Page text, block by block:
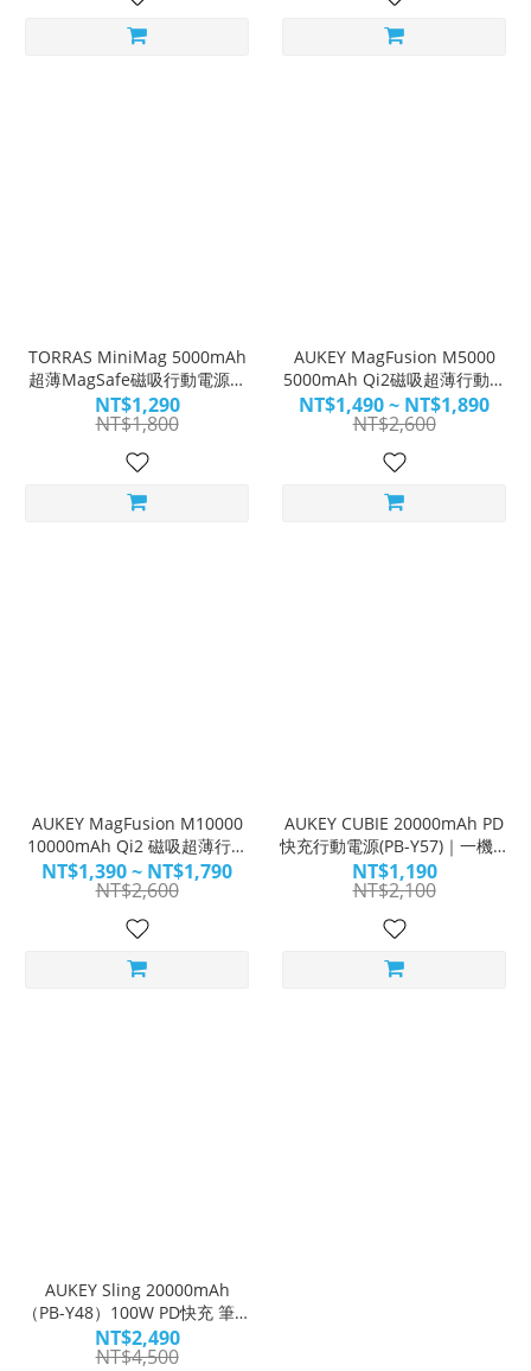
TORRAS MiniMag 5000mAh
超薄MagSafe磁吸行動電源｜
輕薄疾快・超極吸
NT$1,290
NT$1,800
AUKEY MagFusion M5000
5000mAh Qi2磁吸超薄行動電
源 (MS07)
NT$1,490 ~ NT$1,890
NT$2,600
AUKEY MagFusion M10000
10000mAh Qi2 磁吸超薄行動
電源 (MS08)
NT$1,390 ~ NT$1,790
NT$2,600
AUKEY CUBIE 20000mAh PD
快充行動電源(PB-Y57)｜一機在
手 電力無窮
NT$1,190
NT$2,100
AUKEY Sling 20000mAh
（PB-Y48）100W PD快充 筆電
行動電源｜筆電神隊友｜
WitsPer智選家
NT$2,490
NT$4,500